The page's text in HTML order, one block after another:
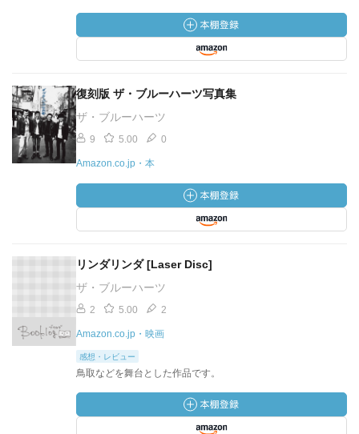
復刻版 ザ・ブルーハーツ写真集
ザ・ブルーハーツ
9 5.00 0
Amazon.co.jp・本
リンダリンダ [Laser Disc]
ザ・ブルーハーツ
2 5.00 2
Amazon.co.jp・映画
感想・レビュー
鳥取などを舞台とした作品です。